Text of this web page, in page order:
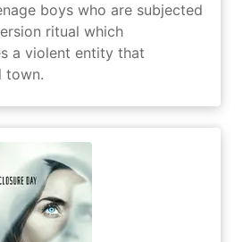
boys who are subjected
ritual which
a violent entity that
town.